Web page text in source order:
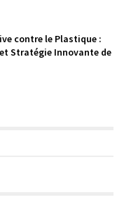
contre le Plastique :
Stratégie Innovante de